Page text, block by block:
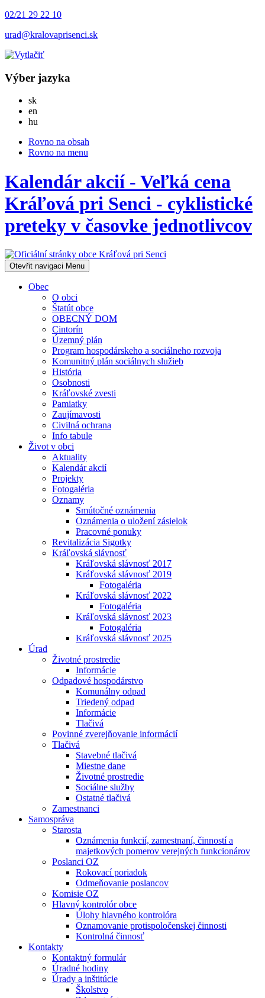
02/21 29 22 10
urad@kralovaprisenci.sk
Výber jazyka
skSlovensky
en
hu
Rovno na obsah
Rovno na menu
Kalendár akcií - Veľká cena
Kráľová pri Senci - cyklistické
preteky v časovke jednotlivcov
Otevřit navigaci Menu
Obec
O obci
Štatút obce
OBECNÝ DOM
Cintorín
Územný plán
Program hospodárskeho a sociálneho rozvoja
Komunitný plán sociálnych služieb
História
Osobnosti
Kráľovské zvesti
Pamiatky
Zaujímavosti
Civilná ochrana
Info tabule
Život v obci
Aktuality
Kalendár akcií
Projekty
Fotogaléria
Oznamy
Smútočné oznámenia
Oznámenia o uložení zásielok
Pracovné ponuky
Revitalizácia Sigotky
Kráľovská slávnosť
Kráľovská slávnosť 2017
Kráľovská slávnosť 2019
Fotogaléria
Kráľovská slávnosť 2022
Fotogaléria
Kráľovská slávnosť 2023
Fotogaléria
Kráľovská slávnosť 2025
Úrad
Životné prostredie
Informácie
Odpadové hospodárstvo
Komunálny odpad
Triedený odpad
Informácie
Tlačivá
Povinné zverejňovanie informácií
Tlačivá
Stavebné tlačivá
Miestne dane
Životné prostredie
Sociálne služby
Ostatné tlačivá
Zamestnanci
Samospráva
Starosta
Oznámenia funkcií, zamestnaní, činností a
majetkových pomerov verejných funkcionárov
Poslanci OZ
Rokovací poriadok
Odmeňovanie poslancov
Komisie OZ
Hlavný kontrolór obce
Úlohy hlavného kontrolóra
Oznamovanie protispoločenskej činnosti
Kontrolná činnosť
Kontakty
Kontaktný formulár
Úradné hodiny
Úrady a inštitúcie
Školstvo